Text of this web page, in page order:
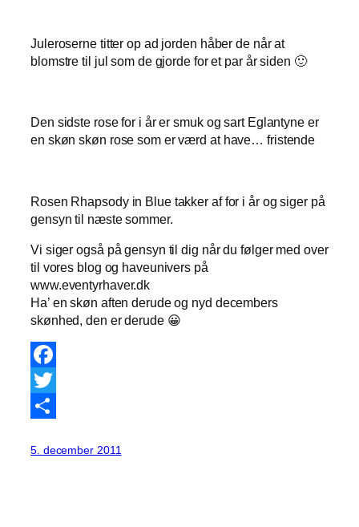
Juleroserne titter op ad jorden håber de når at
blomstre til jul som de gjorde for et par år siden 🙂
Den sidste rose for i år er smuk og sart Eglantyne er
en skøn skøn rose som er værd at have… fristende
Rosen Rhapsody in Blue takker af for i år og siger på
gensyn til næste sommer.
Vi siger også på gensyn til dig når du følger med over
til vores blog og haveunivers på
www.eventyrhaver.dk
Ha’ en skøn aften derude og nyd decembers
skønhed, den er derude 😀
Facebook
Twitter
5. december 2011